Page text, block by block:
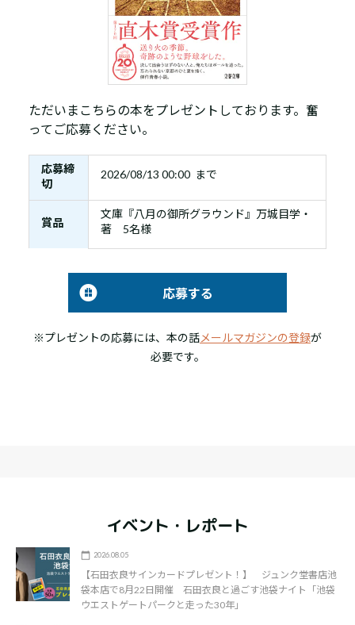
ただいまこちらの本をプレゼントしております。奮
ってご応募ください。
応募締
切
2026/08/13 00:00 まで
賞品
文庫『八月の御所グラウンド』万城目学・
著 5名様
応募する
※プレゼントの応募には、本の話メールマガジンの登録が
必要です。
イベント・レポート
2026.08.05
【石田衣良サインカードプレゼント！】 ジュンク堂書店池
袋本店で8月22日開催 石田衣良と過ごす池袋ナイト「池袋
ウエストゲートパークと走った30年」